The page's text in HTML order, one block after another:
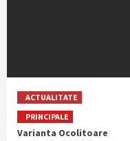
ACTUALITATE
PRINCIPALE
Varianta Ocolitoare